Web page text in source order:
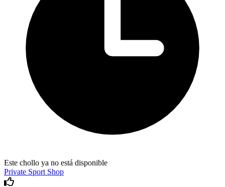
Este chollo ya no está disponible
Private Sport Shop